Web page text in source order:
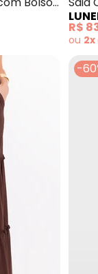
R$
ou 2x
-